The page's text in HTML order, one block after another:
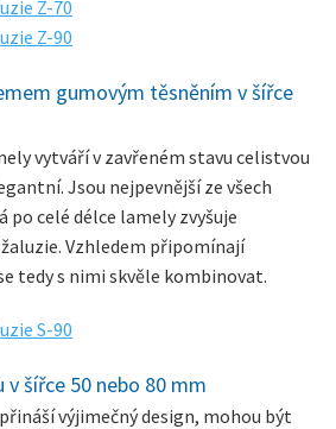
Z-70
Z-90
gumovým těsněním v šířce
vytváří v zavřeném stavu celistvou
Jsou nejpevnější ze všech
po celé délce lamely zvyšuje
Vzhledem připomínají
tedy s nimi skvěle kombinovat.
S-90
v šířce 50 nebo 80 mm
výjimečný design, mohou být